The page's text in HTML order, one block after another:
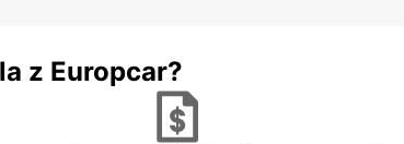
z Europcar?